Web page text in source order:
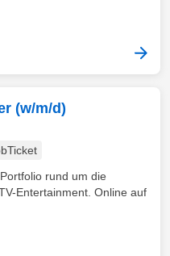
(w/m/d)
rund um die
Entertainment. Online auf